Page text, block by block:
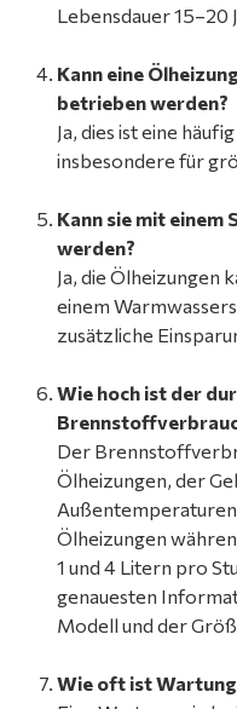
Lebensdauer 15–20
Kann eine
betrieben werden?
Ja, dies ist eine
insbesondere für
Kann sie mit
werden?
Ja, die Ölheizungen
einem
zusätzliche
Wie hoch ist der
Der
Ölheizungen, der
Ölheizungen
1 und 4 Litern pro
genauesten
Modell und der
Wie oft ist